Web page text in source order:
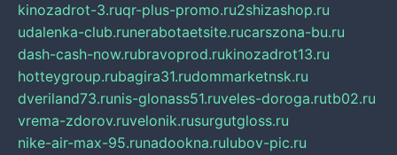
kinozadrot-3.ruqr-plus-promo.ru2shizashop.ru
udalenka-club.runerabotaetsite.rucarszona-bu.ru
dash-cash-now.rubravoprod.rukinozadrot13.ru
hotteygroup.rubagira31.rudommarketnsk.ru
dveriland73.runis-glonass51.ruveles-doroga.rutb02.ru
vrema-zdorov.ruvelonik.rusurgutgloss.ru
nike-air-max-95.runadookna.rulubov-pic.ru